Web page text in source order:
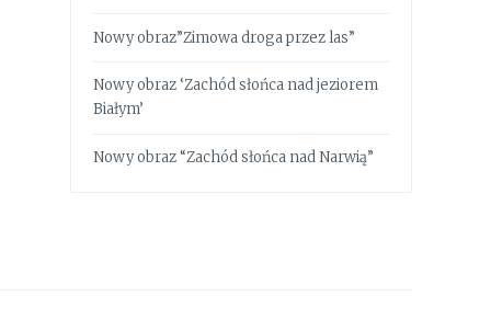
Nowy obraz”Zimowa droga przez las”
Nowy obraz ‘Zachód słońca nad jeziorem
Białym’
Nowy obraz “Zachód słońca nad Narwią”